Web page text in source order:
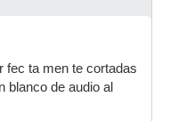
fec ta men te cortadas
blanco de audio al